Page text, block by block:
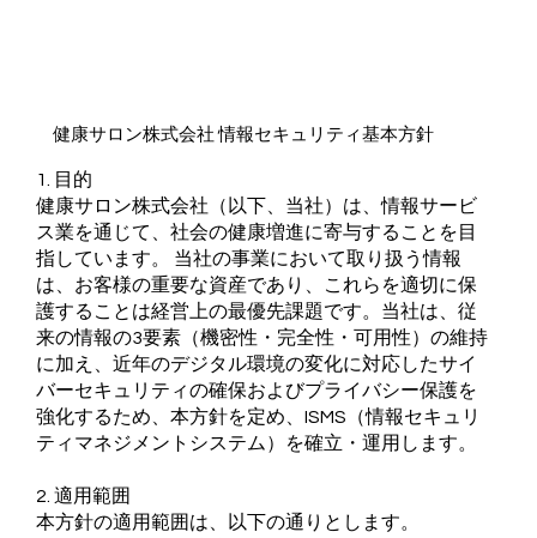
​健康サロン株式会社 情報セキュリティ基本方針
1. 目的
健康サロン株式会社（以下、当社）は、情報サービ
ス業を通じて、社会の健康増進に寄与することを目
指しています。 当社の事業において取り扱う情報
は、お客様の重要な資産であり、これらを適切に保
護することは経営上の最優先課題です。当社は、従
来の情報の3要素（機密性・完全性・可用性）の維持
に加え、近年のデジタル環境の変化に対応したサイ
バーセキュリティの確保およびプライバシー保護を
強化するため、本方針を定め、ISMS（情報セキュリ
ティマネジメントシステム）を確立・運用します。
2. 適用範囲
本方針の適用範囲は、以下の通りとします。